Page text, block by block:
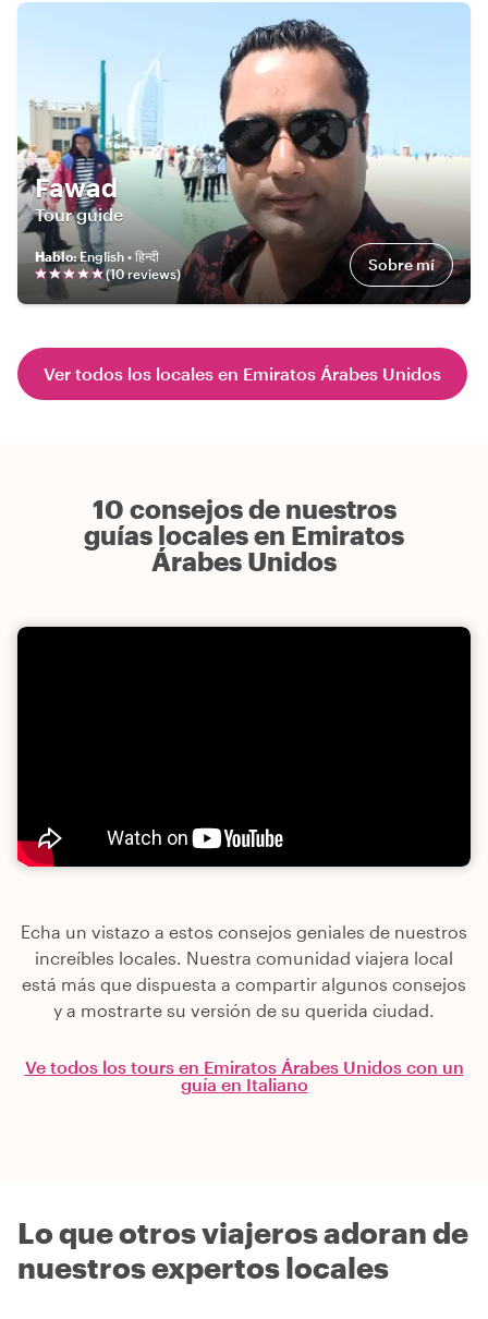
Fawad
Tour guide
Hablo:English • हिन्दी
(10reviews) Sobre mí
Ver todos los locales en Emiratos Árabes Unidos
10 consejos de nuestros
guías locales en Emiratos
Árabes Unidos
Echa un vistazo a estos consejos geniales de nuestros
increíbles locales. Nuestra comunidad viajera local
está más que dispuesta a compartir algunos consejos
y a mostrarte su versión de su querida ciudad.
Ve todos los tours en Emiratos Árabes Unidos con un
guía en Italiano
Lo que otros viajeros adoran de
nuestros expertos locales